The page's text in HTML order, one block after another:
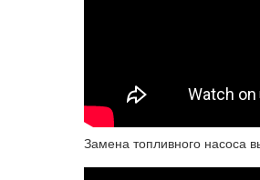
Замена топливного насоса